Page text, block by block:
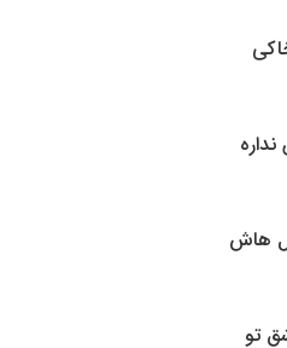
هاش
تو